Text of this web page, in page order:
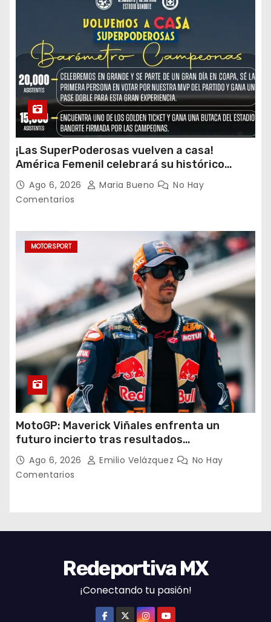
¡Las SuperPoderosas vuelven a casa!
América Femenil celebrará su histórico
triplete con una auténtica fiesta ante Cruz
Azul
Ago 6, 2026 Maria Bueno
No Hay
Comentarios
MOTORSPORT
MotoGP: Maverick Viñales enfrenta un
futuro incierto tras resultados
decepcionantes
Ago 6, 2026 Emilio Velázquez
No Hay
Comentarios
Redeportiva MX
¡Conectando tu pasión!